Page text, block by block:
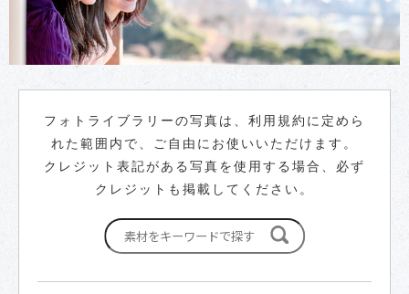
フォトライブラリーの写真は、利用規約に定めら
れた範囲内で、ご自由にお使いいただけます。
クレジット表記がある写真を使用する場合、必ず
クレジットも掲載してください。